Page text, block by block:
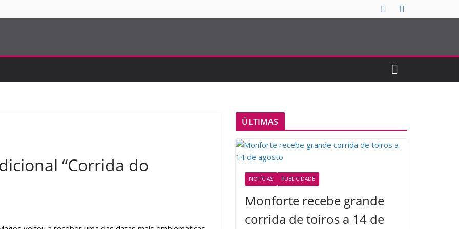
“Corrida do
ÚLTIMAS
NOTÍCIAS PUBLICIDADE
Monforte recebe grande
corrida de toiros a 14 de